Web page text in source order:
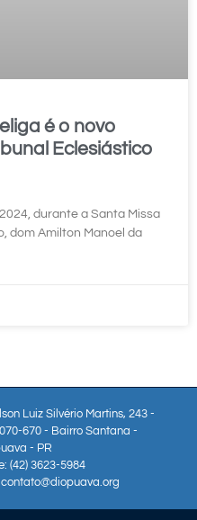
é o novo
Eclesiástico
durante a Santa Missa
dom Amilton Manoel da
Luiz Silvério Martins, 243 -
670 - Bairro Santana -
- PR
(42) 3623-5984